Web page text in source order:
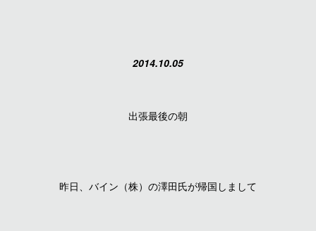
2014.10.05
出張最後の朝
昨日、バイン（株）の澤田氏が帰国しまして